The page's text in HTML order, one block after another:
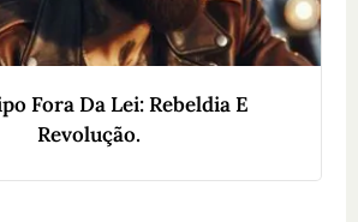
Fora Da Lei: Rebeldia E
Revolução.